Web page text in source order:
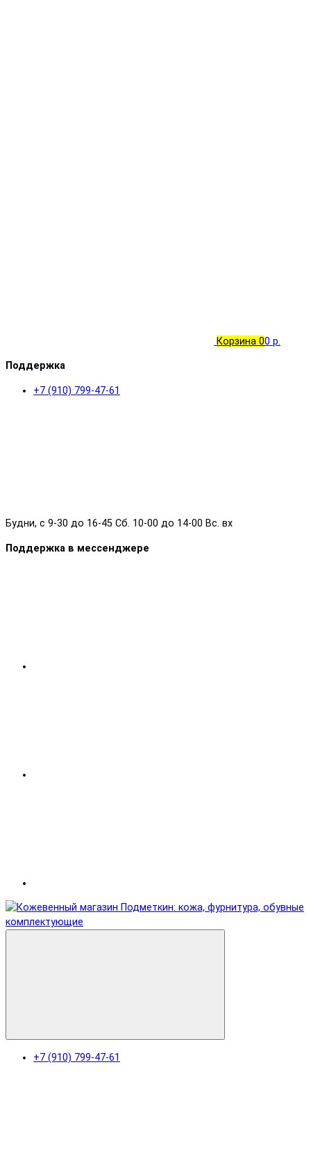
Корзина 00 р.
Поддержка
+7 (910) 799-47-61
Будни, с 9-30 до 16-45 Сб. 10-00 до 14-00 Вс. вх
Поддержка в мессенджере
+7 (910) 799-47-61